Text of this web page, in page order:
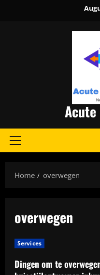
Acute
Primary
Home overwegen
overwegen
Services
Dingen om te